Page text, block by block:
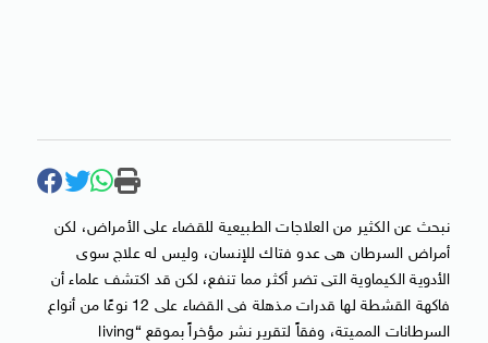
نبحث عن الكثير من العلاجات الطبيعية للقضاء على الأمراض، لكن
أمراض السرطان هى عدو فتاك للإنسان، وليس له علاج سوى
الأدوية الكيماوية التى تضر أكثر مما تنفع، لكن قد اكتشف علماء أن
فاكهة القشطة لها قدرات مذهلة فى القضاء على 12 نوعًا من أنواع
السرطانات المميتة، وفقاً لتقرير نشر مؤخراً بموقع “living